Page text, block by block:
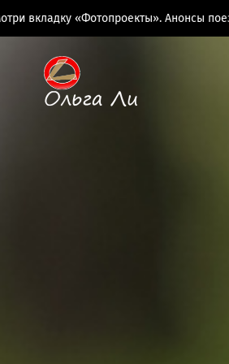
Анонсы поездок на